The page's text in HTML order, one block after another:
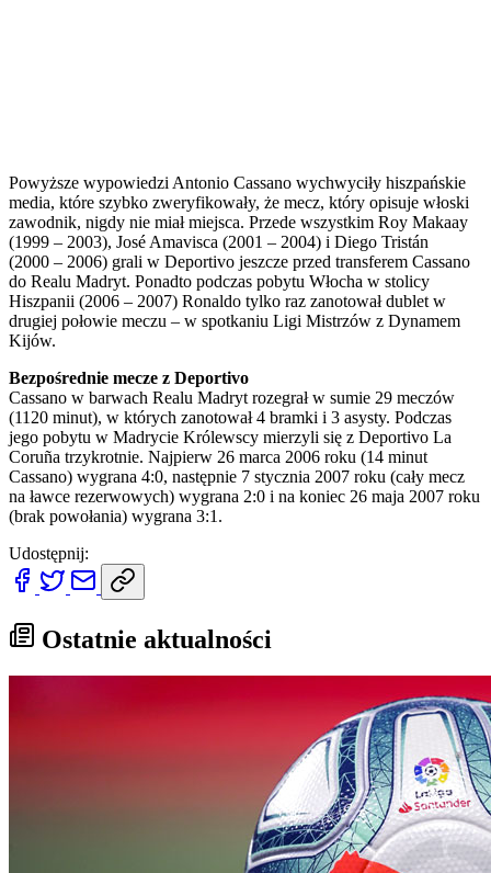
Powyższe wypowiedzi Antonio Cassano wychwyciły hiszpańskie
media, które szybko zweryfikowały, że mecz, który opisuje włoski
zawodnik, nigdy nie miał miejsca. Przede wszystkim Roy Makaay
(1999 – 2003), José Amavisca (2001 – 2004) i Diego Tristán
(2000 – 2006) grali w Deportivo jeszcze przed transferem Cassano
do Realu Madryt. Ponadto podczas pobytu Włocha w stolicy
Hiszpanii (2006 – 2007) Ronaldo tylko raz zanotował dublet w
drugiej połowie meczu – w spotkaniu Ligi Mistrzów z Dynamem
Kijów.
Bezpośrednie mecze z Deportivo
Cassano w barwach Realu Madryt rozegrał w sumie 29 meczów
(1120 minut), w których zanotował 4 bramki i 3 asysty. Podczas
jego pobytu w Madrycie Królewscy mierzyli się z Deportivo La
Coruña trzykrotnie. Najpierw 26 marca 2006 roku (14 minut
Cassano) wygrana 4:0, następnie 7 stycznia 2007 roku (cały mecz
na ławce rezerwowych) wygrana 2:0 i na koniec 26 maja 2007 roku
(brak powołania) wygrana 3:1.
Udostępnij:
Ostatnie aktualności